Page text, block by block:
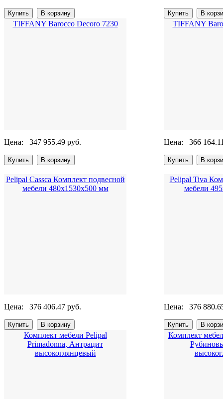
TIFFANY Barocco Decoro 7230
Цена: 347 955.49 руб.
TIFFANY
Цена: 366
Pelipal Cassca Комплект подвесной
мебели 480х1530х500 мм
Цена: 376 406.47 руб.
Pelipal Tiva
мебели
Цена: 376
Комплект мебели Pelipal
Primadonna, Антрацит
высокоглянцевый
Комплект